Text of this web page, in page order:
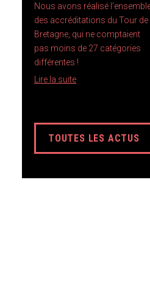
Nous avons réalisé
des accréditations du Tour de
Bretagne, qui ne comptaient
pas moins de 27 catégories
différentes !
Lire la suite
TOUTES LES ACTUS